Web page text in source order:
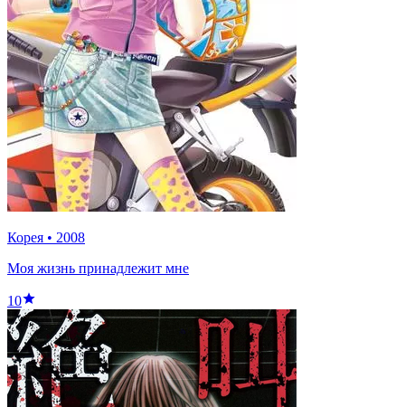
Корея • 2008
Моя жизнь принадлежит мне
10